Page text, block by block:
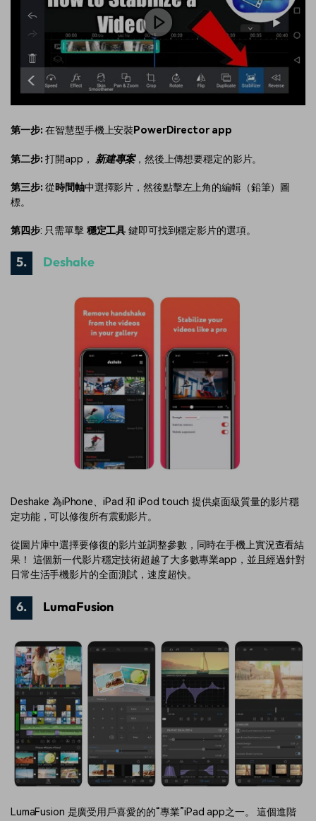
第一步: 在智慧型手機上安裝PowerDirector app
第二步: 打開app，新建專案，然後上傳想要穩定的影片。
第三步: 從時間軸中選擇影片，然後點擊左上角的編輯（鉛筆）圖
標。
第四步: 只需單擊 穩定工具 鍵即可找到穩定影片的選項。
5. Deshake
Deshake 為iPhone、iPad 和 iPod touch 提供桌面級質量的影片穩
定功能，可以修復所有震動影片。
從圖片庫中選擇要修復的影片並調整參數，同時在手機上實況查看結
果！ 這個新一代影片穩定技術超越了大多數專業app，並且經過針對
日常生活手機影片的全面測試，速度超快。
6. LumaFusion
LumaFusion 是廣受用戶喜愛的的“專業”iPad app之一。 這個進階